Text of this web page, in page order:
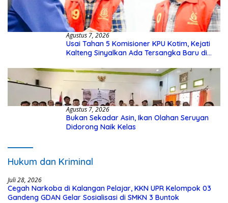
Agustus 7, 2026
Usai Tahan 5 Komisioner KPU Kotim, Kejati
Kalteng Sinyalkan Ada Tersangka Baru di
Agustus 7, 2026
Bukan Sekadar Asin, Ikan Olahan Seruyan
Didorong Naik Kelas
Hukum dan Kriminal
Juli 28, 2026
Cegah Narkoba di Kalangan Pelajar, KKN UPR Kelompok 03
Gandeng GDAN Gelar Sosialisasi di SMKN 3 Buntok